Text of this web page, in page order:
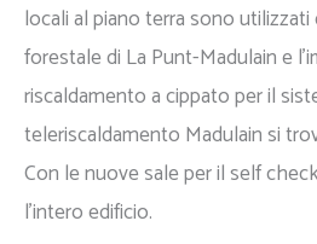
locali al piano terra sono
forestale di La Punt-Madulain e
riscaldamento a cippato per il
teleriscaldamento Madulain si
Con le nuove sale per il self
l'intero edificio.